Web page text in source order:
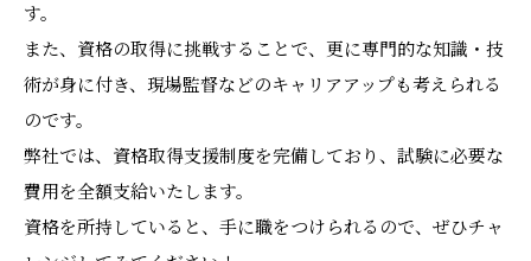
す。
また、資格の取得に挑戦することで、更に専門的な知識・技
術が身に付き、現場監督などのキャリアアップも考えられる
のです。
弊社では、資格取得支援制度を完備しており、試験に必要な
費用を全額支給いたします。
資格を所持していると、手に職をつけられるので、ぜひチャ